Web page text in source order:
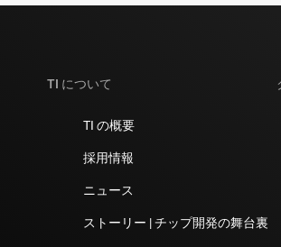
TI について
TI の概要
採用情報
ニュース
ストーリー | チップ開発の舞台裏